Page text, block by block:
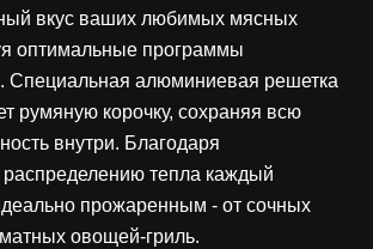
вкус ваших любимых мясных
оптимальные программы
Специальная алюминиевая решетка
румяную корочку, сохраняя всю
внутри. Благодаря
тепла каждый
прожаренным - от сочных
овощей-гриль.